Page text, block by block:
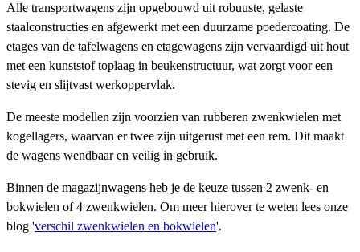
Alle transportwagens zijn opgebouwd uit robuuste, gelaste
staalconstructies en afgewerkt met een duurzame poedercoating. De
etages van de tafelwagens en etagewagens zijn vervaardigd uit hout
met een kunststof toplaag in beukenstructuur, wat zorgt voor een
stevig en slijtvast werkoppervlak.
De meeste modellen zijn voorzien van rubberen zwenkwielen met
kogellagers, waarvan er twee zijn uitgerust met een rem. Dit maakt
de wagens wendbaar en veilig in gebruik.
Binnen de magazijnwagens heb je de keuze tussen 2 zwenk- en
bokwielen of 4 zwenkwielen. Om meer hierover te weten lees onze
blog 'verschil zwenkwielen en bokwielen'.